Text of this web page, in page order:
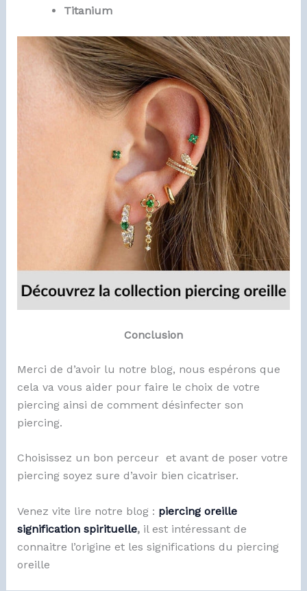
Titanium
Conclusion
Merci de d’avoir lu notre blog, nous espérons que
cela va vous aider pour faire le choix de votre
piercing ainsi de comment désinfecter son
piercing.
Choisissez un bon perceur et avant de poser votre
piercing soyez sure d’avoir bien cicatriser.
Venez vite lire notre blog : piercing oreille
signification spirituelle, il est intéressant de
connaitre l’origine et les significations du piercing
oreille